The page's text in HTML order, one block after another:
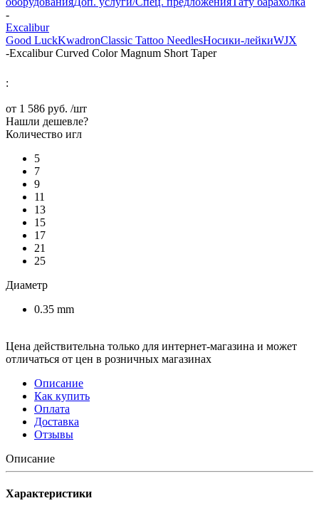
-
Excalibur
Good LuckKwadronClassic Tattoo NeedlesНосики-лейкиWJX
-Excalibur Curved Color Magnum Short Taper
:
от 1 586 руб. /шт
Нашли дешевле?
Количество игл
5
7
9
11
13
15
17
21
25
Диаметр
0.35 mm
Цена действительна только для интернет-магазина и может
отличаться от цен в розничных магазинах
Описание
Как купить
Оплата
Доставка
Отзывы
Описание
Характеристики